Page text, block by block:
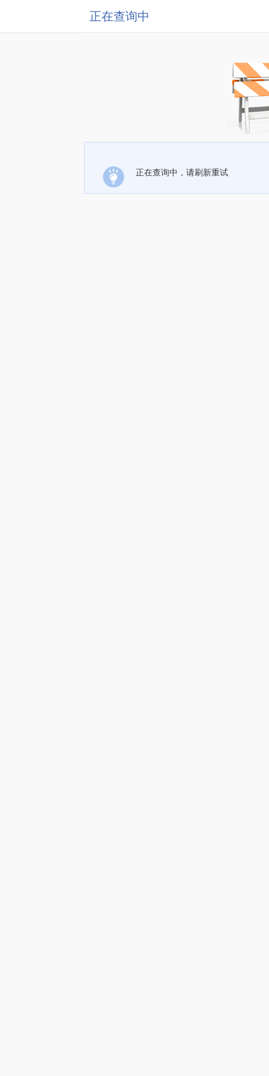
正在查询中
正在查询中，请刷新重试